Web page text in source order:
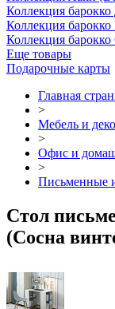
Коллекция
Коллекция
Коллекция
Еще товары
Подарочные карты
Главная
>
Мебель и
>
Офис и
>
Письменные
Стол
(Сосна